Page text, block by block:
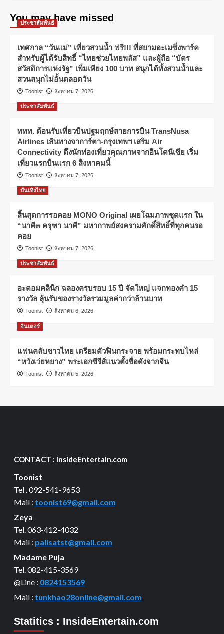
You may have missed
ประชาสัมพันธ์
เทศกาล “วันแม่” เที่ยวสวนน้ำ ฟรี!!! ที่สยามอะเมซิ่งพาร์ค
สำหรับผู้ได้รับสิทธิ์ “ไทยช่วยไทยพลัส” และผู้ถือ “บัตร
สวัสดิการแห่งรัฐ” เพิ่มเพียง 100 บาท สนุกได้ทั้งสวนน้ำและ
สวนสนุกไม่อั้นตลอดวัน
Toonist สิงหาคม 7, 2026
ประชาสัมพันธ์
ททท. ต้อนรับเที่ยวบินปฐมฤกษ์สายการบิน TransNusa
Airlines เส้นทางจาการ์ตา-กรุงเทพฯ เสริม Air
Connectivity ดึงนักท่องเที่ยวคุณภาพจากอินโดนีเซีย เริ่ม
เที่ยวแรกบินแรก 6 สิงหาคมนี้
Toonist สิงหาคม 7, 2026
บันเทิงไทย
สิ้นสุดการรอคอย MONO Original เผยโฉมภาพชุดแรก ใน
“นาคี๓ ครุฑา นาคี” มหากาพย์สงครามศักดิ์สิทธิ์ที่ทุกคนรอ
คอย
Toonist สิงหาคม 7, 2026
ประชาสัมพันธ์
อะตอมคลินิก ฉลองครบรอบ 15 ปี จัดใหญ่ แจกทองคำ 15
รางวัล ลุ้นรับของรางวัลรวมมูลค่ากว่าล้านบาท
Toonist สิงหาคม 6, 2026
อินเตอร์
แฟนคลับชาวไทย เตรียมตัวฟินกระจาย พร้อมกระทบไหล่
“หวังเว่ยหยาง” พระเอกซีรีส์แนวตั้งชื่อดังจากจีน
Toonist สิงหาคม 5, 2026
CONTACT : InsideEntertain.com
Toonist
Tel . 092-541-9653
Mail : toonist69@gmail.com
Zeya
Tel. 063-412-4032
Mail : palisatst@gmail.com
Madame Puja
Tel. 082-415-3569
@Line : 0824153569
Mail : tunkhao28online@gmail.com
Statitics : InsideEntertain.com